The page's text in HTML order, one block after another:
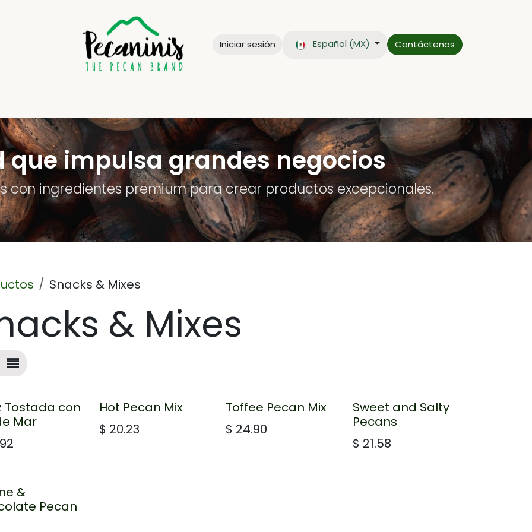
Iniciar sesión Español (MX) Contáctenos
que impulsa grandes negocios
con ingredientes premium para crear productos excepcionales.
Snacks & Mixes
& Mixes
Tostada con
Mar
Hot Pecan Mix
$ 20.23
Toffee Pecan Mix
$ 24.90
Sweet and Salty
Pecans
$ 21.58
&
Pecan